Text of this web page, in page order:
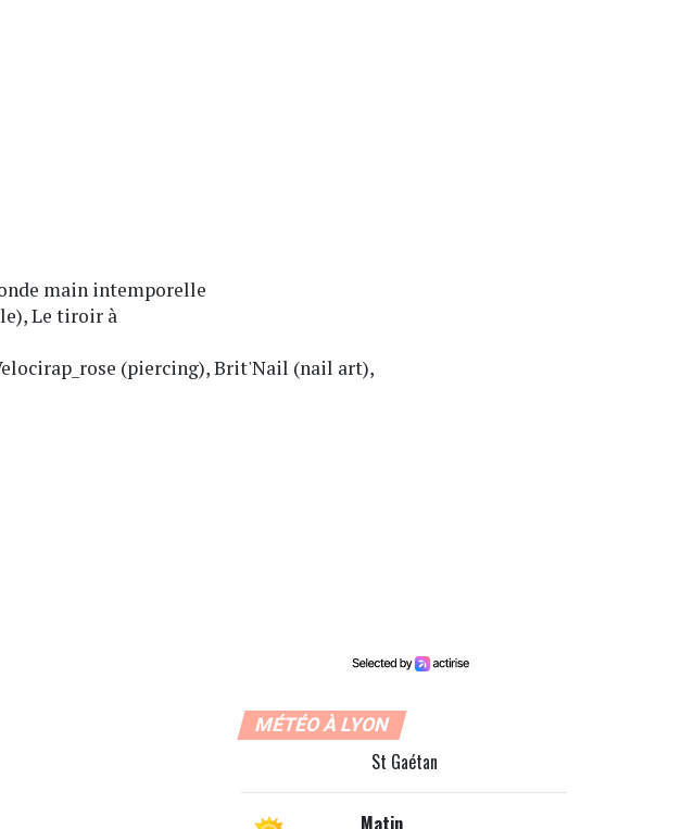
main intemporelle
Le tiroir à
(piercing), Brit'Nail (nail art),
MÉTÉO À LYON
St Gaétan
Matin